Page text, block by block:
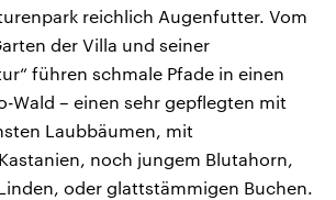
reichlich Augenfutter. Vom
der Villa und seiner
führen schmale Pfade in einen
Wald – einen sehr gepflegten mit
Laubbäumen, mit
noch jungem Blutahorn,
oder glattstämmigen Buchen.